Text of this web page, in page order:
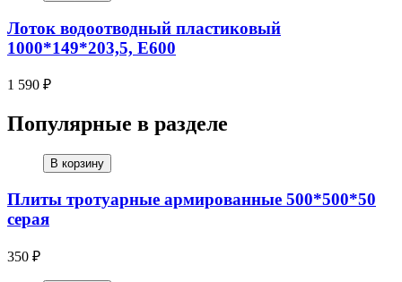
Лоток водоотводный пластиковый
1000*149*203,5, Е600
1 590 ₽
Популярные в разделе
В корзину
Плиты тротуарные армированные 500*500*50
серая
350 ₽